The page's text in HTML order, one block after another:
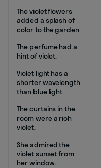
The violet flowers
added a splash of
color to the garden.
The perfume had a
hint of violet.
Violet light has a
shorter wavelength
than blue light.
The curtains in the
room were a rich
violet.
She admired the
violet sunset from
her window.